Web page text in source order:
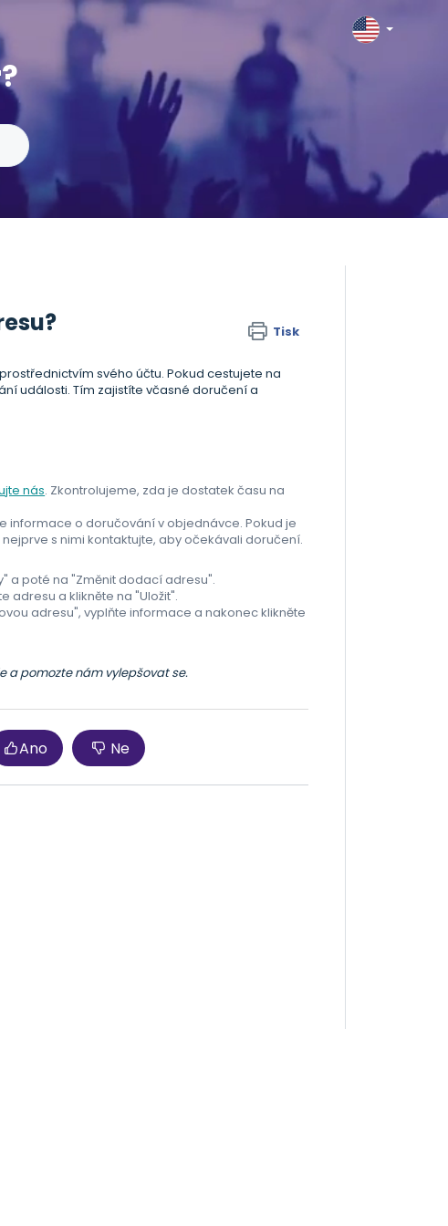
Tisk
svého účtu. Pokud cestujete na
události. Tím zajistíte včasné doručení a
nás. Zkontrolujeme, zda je dostatek času na
informace o doručování v objednávce. Pokud je
s nimi kontaktujte, aby očekávali doručení.
a poté na "Změnit dodací adresu".
adresu a klikněte na "Uložit".
adresu", vyplňte informace a nakonec klikněte
a pomozte nám vylepšovat se.
Ano Ne